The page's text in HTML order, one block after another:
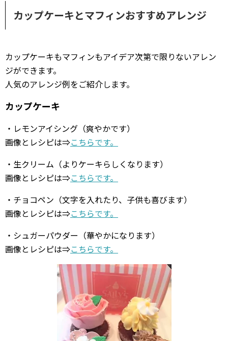
カップケーキとマフィンおすすめアレンジ
カップケーキもマフィンもアイデア次第で限りないアレン
ジができます。
人気のアレンジ例をご紹介します。
カップケーキ
・レモンアイシング（爽やかです）
画像とレシピは⇒こちらです。
・生クリーム（よりケーキらしくなります）
画像とレシピは⇒こちらです。
・チョコペン（文字を入れたり、子供も喜びます）
画像とレシピは⇒こちらです。
・シュガーパウダー（華やかになります）
画像とレシピは⇒こちらです。